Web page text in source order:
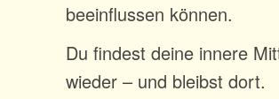
beeinflussen können.
Du findest deine innere
wieder – und bleibst dort.